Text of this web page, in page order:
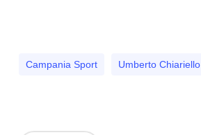
Campania Sport Umberto Chiariello